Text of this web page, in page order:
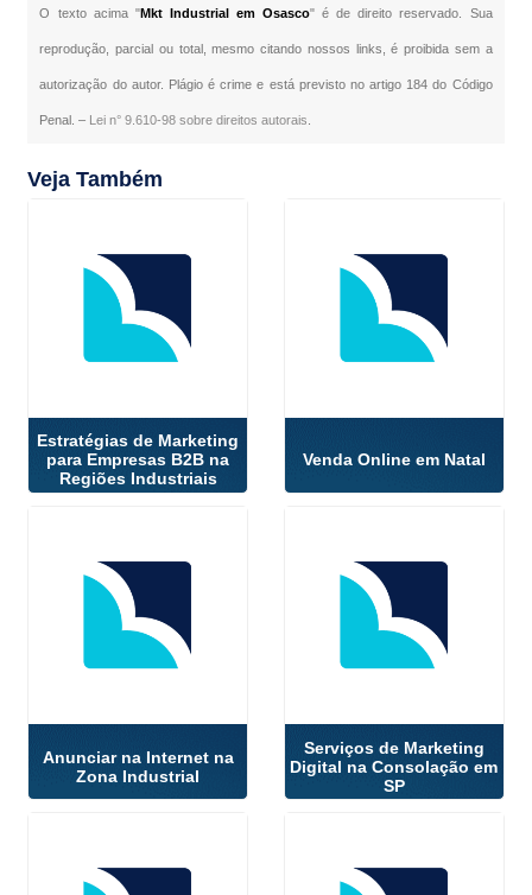
O texto acima "Mkt Industrial em Osasco" é de direito reservado. Sua
reprodução, parcial ou total, mesmo citando nossos links, é proibida sem a
autorização do autor. Plágio é crime e está previsto no artigo 184 do Código
Penal. – Lei n° 9.610-98 sobre direitos autorais
Veja Também
Estratégias de Marketing
para Empresas B2B na
Regiões Industriais
Venda Online em Natal
Anunciar na Internet na
Zona Industrial
Serviços de Marketing
Digital na Consolação em
SP